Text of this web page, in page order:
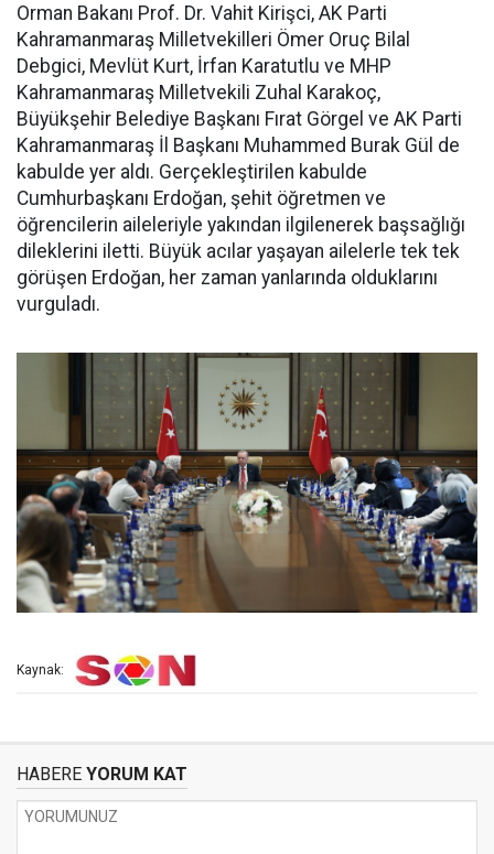
Orman Bakanı Prof. Dr. Vahit Kirişci, AK Parti
Kahramanmaraş Milletvekilleri Ömer Oruç Bilal
Debgici, Mevlüt Kurt, İrfan Karatutlu ve MHP
Kahramanmaraş Milletvekili Zuhal Karakoç,
Büyükşehir Belediye Başkanı Fırat Görgel ve AK Parti
Kahramanmaraş İl Başkanı Muhammed Burak Gül de
kabulde yer aldı. Gerçekleştirilen kabulde
Cumhurbaşkanı Erdoğan, şehit öğretmen ve
öğrencilerin aileleriyle yakından ilgilenerek başsağlığı
dileklerini iletti. Büyük acılar yaşayan ailelerle tek tek
görüşen Erdoğan, her zaman yanlarında olduklarını
vurguladı.
Kaynak:
HABERE YORUM KAT